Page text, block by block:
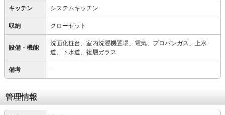
キッチン システムキッチン
収納 クローゼット
設備・機能
洗面化粧台、室内洗濯機置場、電気、プロパンガス、上水
道、下水道、複層ガラス
備考 －
管理情報